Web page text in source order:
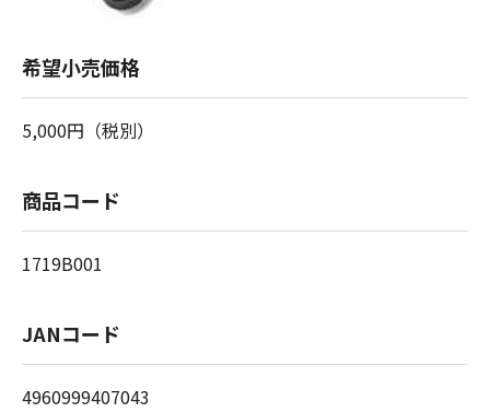
希望小売価格
5,000円（税別）
商品コード
1719B001
JANコード
4960999407043